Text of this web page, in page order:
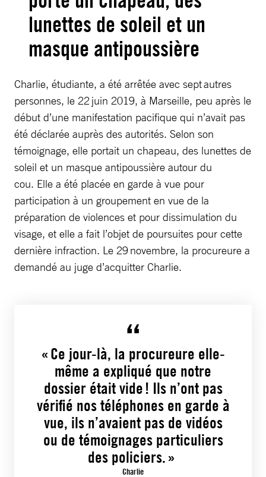
lunettes de soleil et un
masque antipoussière
Charlie, étudiante, a été arrêtée avec sept autres
personnes, le 22 juin 2019, à Marseille, peu après le
début d’une manifestation pacifique qui n’avait pas
été déclarée auprès des autorités. Selon son
témoignage, elle portait un chapeau, des lunettes de
soleil et un masque antipoussière autour du
cou. Elle a été placée en garde à vue pour
participation à un groupement en vue de la
préparation de violences et pour dissimulation du
visage, et elle a fait l’objet de poursuites pour cette
dernière infraction. Le 29 novembre, la procureure a
demandé au juge d’acquitter Charlie.
« Ce jour-là, la procureure elle-
même a expliqué que notre
dossier était vide ! Ils n’ont pas
vérifié nos téléphones en garde à
vue, ils n’avaient pas de vidéos
ou de témoignages particuliers
des policiers. »
Charlie